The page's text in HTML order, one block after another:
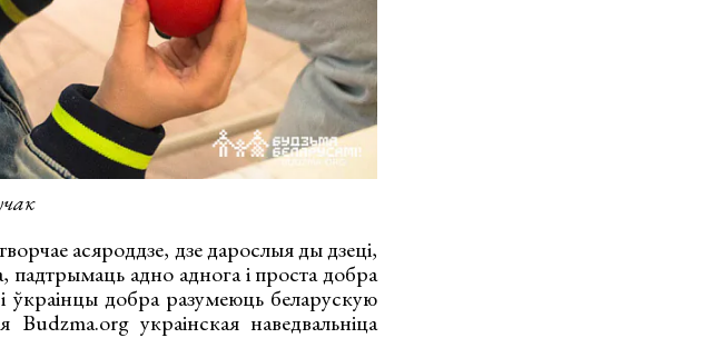
асяроддзе, дзе дарослыя ды дзеці,
падтрымаць адно аднога і проста добра
і ўкраінцы добра разумеюць беларускую
украінская наведвальніца